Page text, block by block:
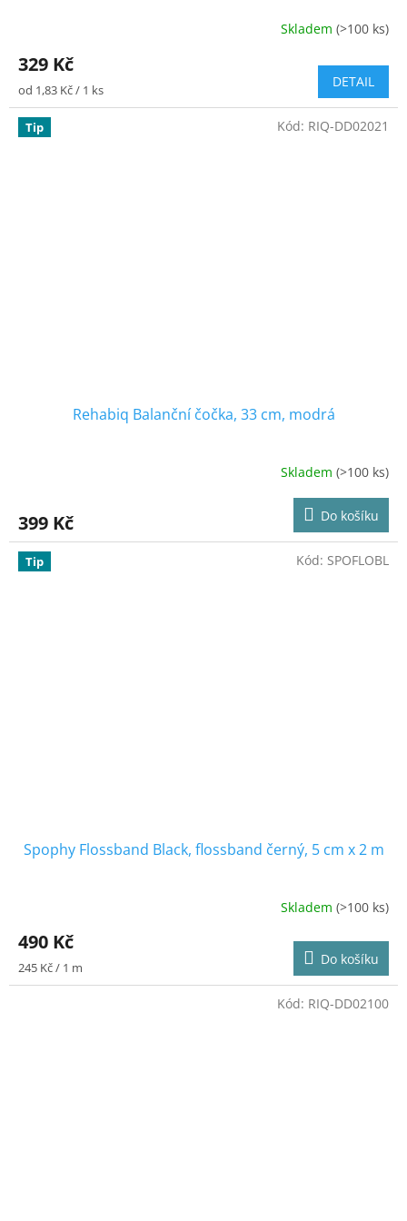
produktu
4,2
z
5
Skladem(>100 ks)
329 Kč
Měrná
cena:
od 1,83 Kč / 1 ks DETAIL
Tip
Rehabiq Balanční čočka, 33 cm, modrá
je
4,4
Skladem(>100 ks)
399 Kč Do košíku
Kód: RIQ-DD02021
Tip
Spophy Flossband Black, flossband černý, 5 cm x 2 m
produktu
je
Skladem(>100 ks)
490 Kč
Měrná
cena:
245 Kč / 1 m Do košíku
Kód: SPOFLOBL
Kód: RIQ-DD02100